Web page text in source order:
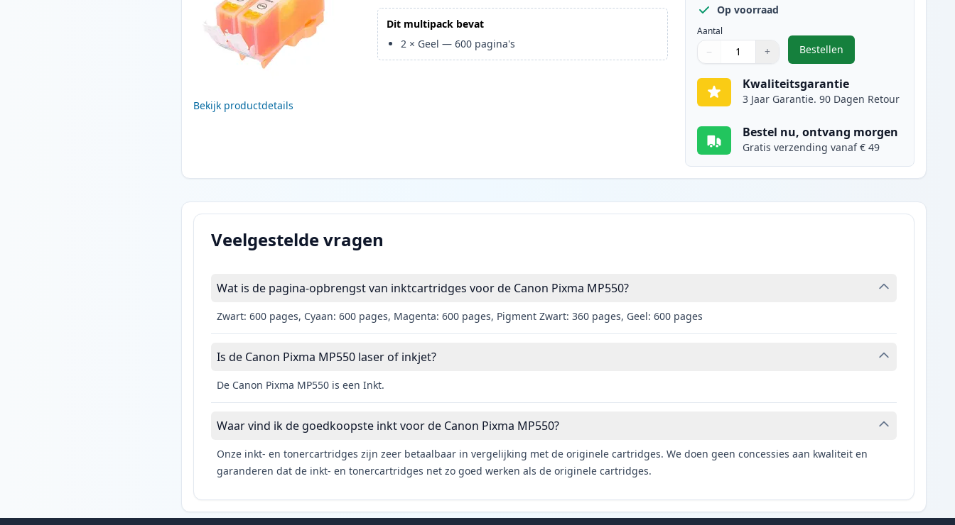
Bekijk productdetails
Dit multipack bevat
2 × Geel —600 pagina's
Op voorraad
Aantal
Aantal
Gebruik de knoppen om aan te passen
− +
Aantal 1
Bestellen
,2 stuks Canon CLI-521Y
Kwaliteitsgarantie
3 Jaar Garantie. 90 Dagen Retour
Bestel nu, ontvang morgen
Gratis verzending vanaf € 49
Veelgestelde vragen
Wat is de pagina-opbrengst van inktcartridges voor de Canon Pixma MP550?
Zwart: 600 pages, Cyaan: 600 pages, Magenta: 600 pages, Pigment Zwart: 360 pages, Geel: 600 pages
Is de Canon Pixma MP550 laser of inkjet?
De Canon Pixma MP550 is een Inkt.
Waar vind ik de goedkoopste inkt voor de Canon Pixma MP550?
Onze inkt- en tonercartridges zijn zeer betaalbaar in vergelijking met de originele cartridges. We doen geen concessies aan kwaliteit en
garanderen dat de inkt- en tonercartridges net zo goed werken als de originele cartridges.